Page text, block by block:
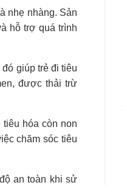
nhẹ nhàng. Sản
hỗ trợ quá trình
giúp trẻ đi tiêu
được thải trừ
hóa còn non
chăm sóc tiêu
an toàn khi sử